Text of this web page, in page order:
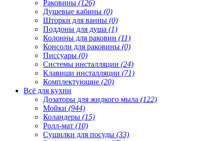
Раковины (126)
Душевые кабины (0)
Шторки для ванны (0)
Поддоны для душа (1)
Колонны для раковин (11)
Консоли для раковины (0)
Писсуары (0)
Системы инсталляции (24)
Клавиши инсталляции (71)
Комплектующие (20)
Всё для кухни
Дозаторы для жидкого мыла (122)
Мойки (944)
Коландеры (15)
Ролл-мат (10)
Сушилки для посуды (33)